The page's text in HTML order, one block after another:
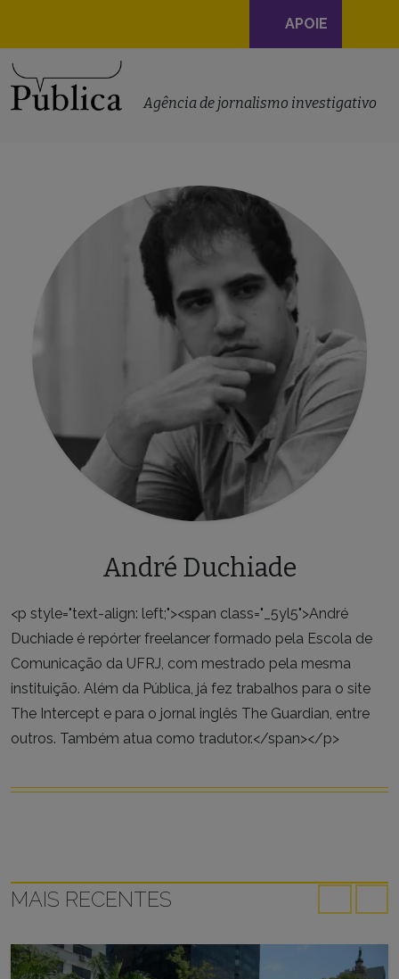
Navegação
principal
APOIE
Agência de jornalismo investigativo
André Duchiade
<p style="text-align: left;"><span class="_5yl5">André
Duchiade é repórter freelancer formado pela Escola de
Comunicação da UFRJ, com mestrado pela mesma
instituição. Além da Pública, já fez trabalhos para o site
The Intercept e para o jornal inglês The Guardian, entre
outros. Também atua como tradutor.</span></p>
MAIS RECENTES